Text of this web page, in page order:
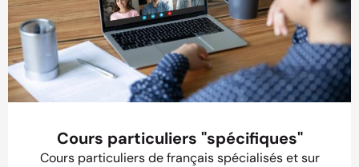
Cours particuliers "spécifiques"
Cours particuliers de français spécialisés et sur